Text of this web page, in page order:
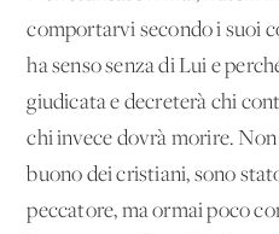
comportarvi secondo i suoi
ha senso senza di Lui e
giudicata e decreterà chi
chi invece dovrà morire.
buono dei cristiani, sono
peccatore, ma ormai poco